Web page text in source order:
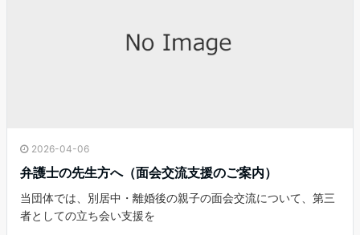
2026-04-06
弁護士の先生方へ（面会交流支援のご案内）
当団体では、別居中・離婚後の親子の面会交流について、第三
者としての立ち会い支援を